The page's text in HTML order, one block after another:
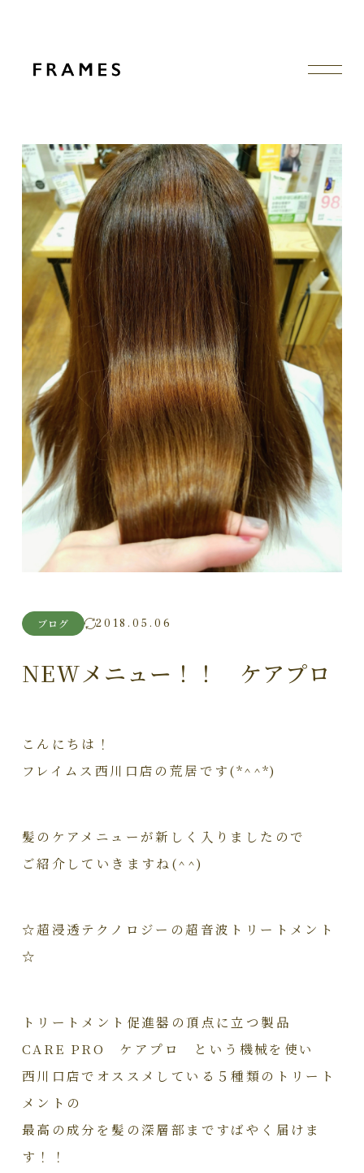
ブログ 2018.05.06
NEWメニュー！！ ケアプロ
こんにちは！
フレイムス西川口店の荒居です(*^^*)
髪のケアメニューが新しく入りましたので
ご紹介していきますね(^^)
☆超浸透テクノロジーの超音波トリートメント
☆
トリートメント促進器の頂点に立つ製品
CARE PRO ケアプロ という機械を使い
西川口店でオススメしている５種類のトリート
メントの
最高の成分を髪の深層部まですばやく届けま
す！！